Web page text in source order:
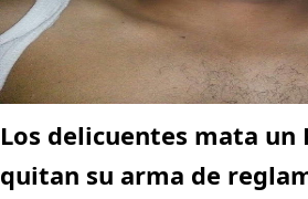
Los delicuentes mata un
quitan su arma de